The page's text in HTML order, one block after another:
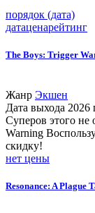
порядок (дата)
датаценарейтинг
The Boys: Trigger
Жанр Экшен
Дата выхода 2026
Суперов этого не
Warning
скидку!
нет цены
Resonance: A Plague